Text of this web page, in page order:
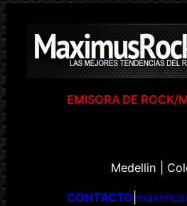
EMISORA DE ROCK/
Medellin |
CONTACTO